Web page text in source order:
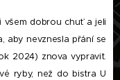
všem dobrou chuť a jeli
aby nevznesla přání se
2024) znova vypravit.
ryby, než do bistra U